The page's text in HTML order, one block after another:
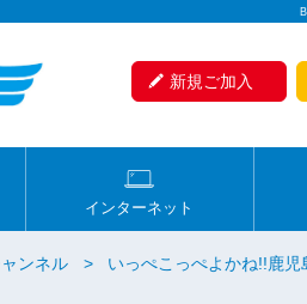
新規ご加入
インターネット
ンネル いっぺこっぺよかね!!鹿児